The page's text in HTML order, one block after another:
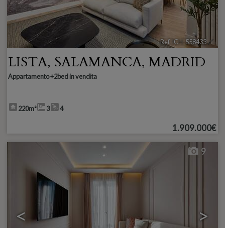
Ref. ICH-558433🔗
LISTA, SALAMANCA, MADRID
Appartamento +2bed in vendita
220m² 3 4
1.909.000€
< >
9